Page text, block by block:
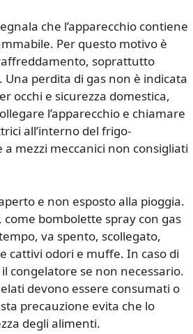
che l’apparecchio contiene
Per questo motivo è
soprattutto
perdita di gas non è indicata
occhi e sicurezza domestica,
l’apparecchio e chiamare
all’interno del frigo-
mezzi meccanici non consigliati
e non esposto alla pioggia.
bombolette spray con gas
va spento, scollegato,
cattivi odori e muffe. In caso di
congelatore se non necessario.
devono essere consumati o
precauzione evita che lo
degli alimenti.